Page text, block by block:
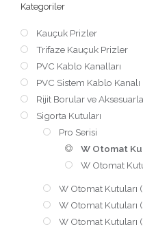
Kategoriler
Kauçuk Prizler
Trifaze Kauçuk Prizler
PVC Kablo Kanalları
PVC Sistem Kablo Kanalı
Rijit Borular ve
Sigorta Kutuları
Pro Serisi
W Otomat
W Otomat
W Otomat Kutuları
W Otomat Kutuları
W Otomat Kutuları